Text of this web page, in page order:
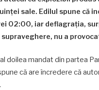
sale. Edilul spune că
02:00, iar deflagrația,
supraveghere, nu a
doilea mandat din partea
că are încredere că